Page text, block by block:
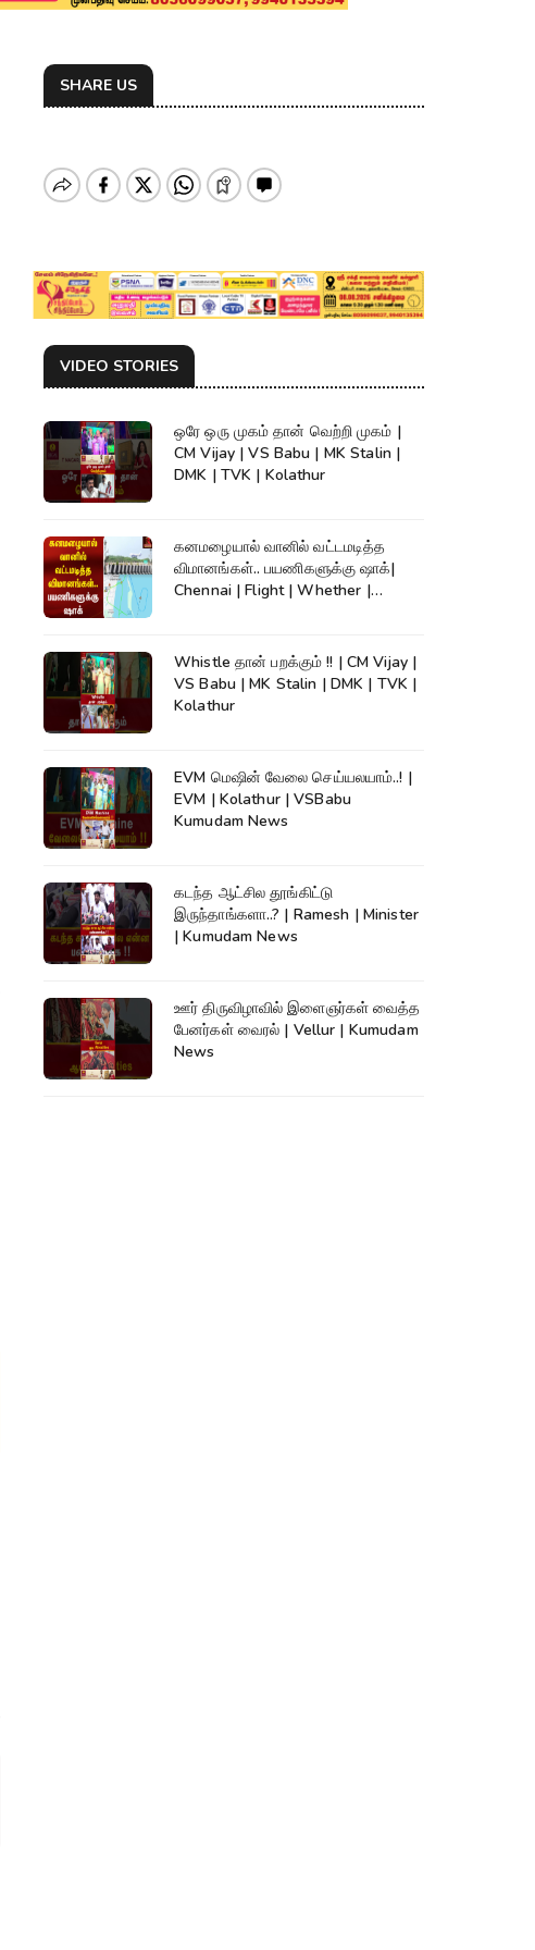
SHARE US
VIDEO STORIES
ஒரே ஒரு முகம் தான் வெற்றி முகம் |
CM Vijay | VS Babu | MK Stalin |
DMK | TVK | Kolathur
கனமழையால் வானில் வட்டமடித்த
விமானங்கள்.. பயணிகளுக்கு ஷாக்|
Chennai | Flight | Whether |
Whistle தான் பறக்கும் !! | CM Vijay |
VS Babu | MK Stalin | DMK | TVK |
Kolathur
EVM மெஷின் வேலை செய்யலயாம்..! |
EVM | Kolathur | VSBabu
Kumudam News
கடந்த ஆட்சில தூங்கிட்டு
இருந்தாங்களா..? | Ramesh | Minister
| Kumudam News
ஊர் திருவிழாவில் இளைஞர்கள் வைத்த
பேனர்கள் வைரல் | Vellur | Kumudam
News